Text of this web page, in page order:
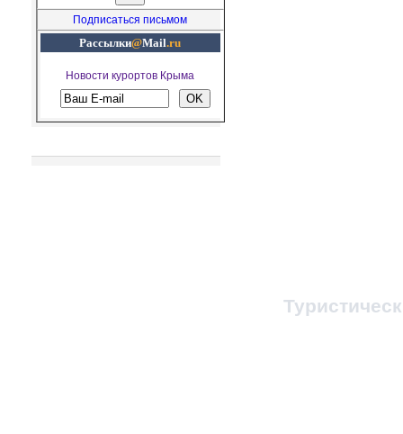
Подписаться письмом
Рассылки@Mail.ru
Новости курортов Крыма